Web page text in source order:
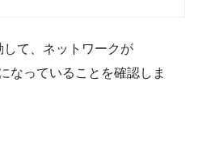
て、ネットワークが
なっていることを確認しま